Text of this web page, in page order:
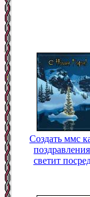
Создать ммс
светит